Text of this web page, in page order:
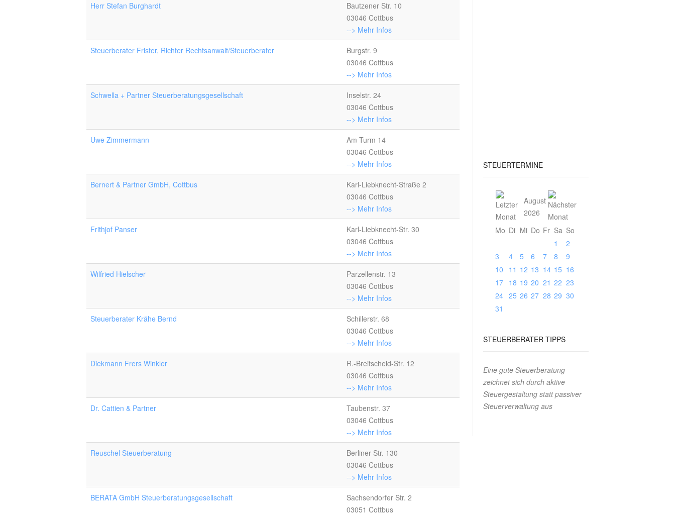
Herr Stefan Burghardt
Bautzener Str. 10
03046 Cottbus
--> Mehr Infos
Steuerberater Frister, Richter Rechtsanwalt/Steuerberater
Burgstr. 9
03046 Cottbus
--> Mehr Infos
Schwella + Partner Steuerberatungsgesellschaft
Inselstr. 24
03046 Cottbus
--> Mehr Infos
Uwe Zimmermann
Am Turm 14
03046 Cottbus
--> Mehr Infos
Bernert & Partner GmbH, Cottbus
Karl-Liebknecht-Straße 2
03046 Cottbus
--> Mehr Infos
Frithjof Panser
Karl-Liebknecht-Str. 30
03046 Cottbus
--> Mehr Infos
Wilfried Hielscher
Parzellenstr. 13
03046 Cottbus
--> Mehr Infos
Steuerberater Krähe Bernd
Schillerstr. 68
03046 Cottbus
--> Mehr Infos
Diekmann Frers Winkler
R.-Breitscheid-Str. 12
03046 Cottbus
--> Mehr Infos
Dr. Cattien & Partner
Taubenstr. 37
03046 Cottbus
--> Mehr Infos
Reuschel Steuerberatung
Berliner Str. 130
03046 Cottbus
--> Mehr Infos
BERATA GmbH Steuerberatungsgesellschaft
Sachsendorfer Str. 2
03051 Cottbus
STEUERTERMINE
August
2026
Mo Di Mi Do Fr Sa So
1
2
3
4 5 6 7 8
9
10
11 12 13 14 15 16
17
18 19 20 21 22 23
24 25 26 27 28 29 30
31
STEUERBERATER TIPPS
Eine gute Steuerberatung
zeichnet sich durch aktive
Steuergestaltung statt passiver
Steuerverwaltung aus